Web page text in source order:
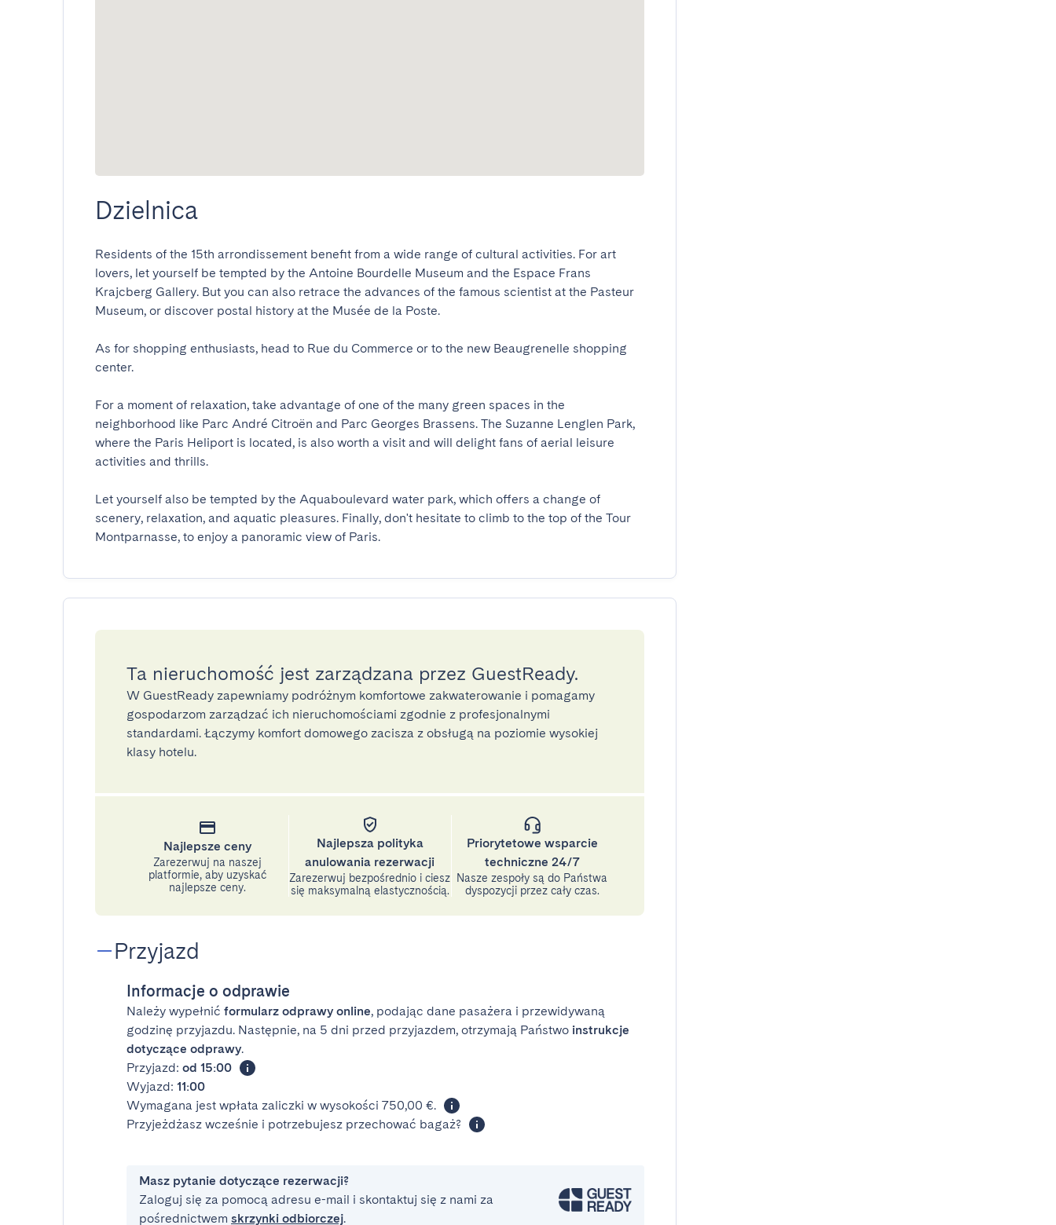
Dzielnica
Residents of the 15th arrondissement benefit from a wide range of cultural activities. For art
lovers, let yourself be tempted by the Antoine Bourdelle Museum and the Espace Frans
Krajcberg Gallery. But you can also retrace the advances of the famous scientist at the Pasteur
Museum, or discover postal history at the Musée de la Poste.
As for shopping enthusiasts, head to Rue du Commerce or to the new Beaugrenelle shopping
center.
For a moment of relaxation, take advantage of one of the many green spaces in the
neighborhood like Parc André Citroën and Parc Georges Brassens. The Suzanne Lenglen Park,
where the Paris Heliport is located, is also worth a visit and will delight fans of aerial leisure
activities and thrills.
Let yourself also be tempted by the Aquaboulevard water park, which offers a change of
scenery, relaxation, and aquatic pleasures. Finally, don't hesitate to climb to the top of the Tour
Montparnasse, to enjoy a panoramic view of Paris.
Ta nieruchomość jest zarządzana przez GuestReady.
W GuestReady zapewniamy podróżnym komfortowe zakwaterowanie i pomagamy
gospodarzom zarządzać ich nieruchomościami zgodnie z profesjonalnymi
standardami. Łączymy komfort domowego zacisza z obsługą na poziomie wysokiej
klasy hotelu.
Najlepsze ceny
Zarezerwuj na naszej
platformie, aby uzyskać
najlepsze ceny.
Najlepsza polityka
anulowania rezerwacji
Zarezerwuj bezpośrednio i ciesz
się maksymalną elastycznością.
Priorytetowe wsparcie
techniczne 24/7
Nasze zespoły są do Państwa
dyspozycji przez cały czas.
Przyjazd
Informacje o odprawie
Należy wypełnić formularz odprawy online, podając dane pasażera i przewidywaną
godzinę przyjazdu. Następnie, na 5 dni przed przyjazdem, otrzymają Państwo instrukcje
dotyczące odprawy.
Przyjazd: od 15:00
Wyjazd: 11:00
Wymagana jest wpłata zaliczki w wysokości 750,00 €.
Przyjeżdżasz wcześnie i potrzebujesz przechować bagaż?
Masz pytanie dotyczące rezerwacji?
Zaloguj się za pomocą adresu e-mail i skontaktuj się z nami za
pośrednictwem skrzynki odbiorczej.